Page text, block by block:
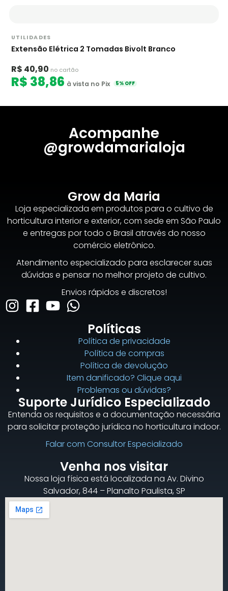
UTILIDADES
Extensão Elétrica 2 Tomadas Bivolt Branco
R$ 40,90 no cartão
R$ 38,86 à vista no Pix 5% OFF
Acompanhe
@growdamarialoja
Grow da Maria
Loja especializada em produtos para o cultivo de
horticultura interior e exterior, com sede em São Paulo
e entregas por todo o Brasil através do nosso
comércio eletrônico.
Atendimento especializado para esclarecer suas
dúvidas e pensar no melhor projeto de cultivo.
Envios rápidos e discretos!
Políticas
Política de privacidade
Política de compras
Política de devolução
Item danificado? Clique aqui
Problemas ou dúvidas?
Suporte Jurídico Especializado
Entenda os requisitos e a documentação necessária
para solicitar proteção jurídica no horticultura indoor.
Falar com Consultor Especializado
Venha nos visitar
Nossa loja física está localizada na Av. Divino
Salvador, 844 – Planalto Paulista, SP